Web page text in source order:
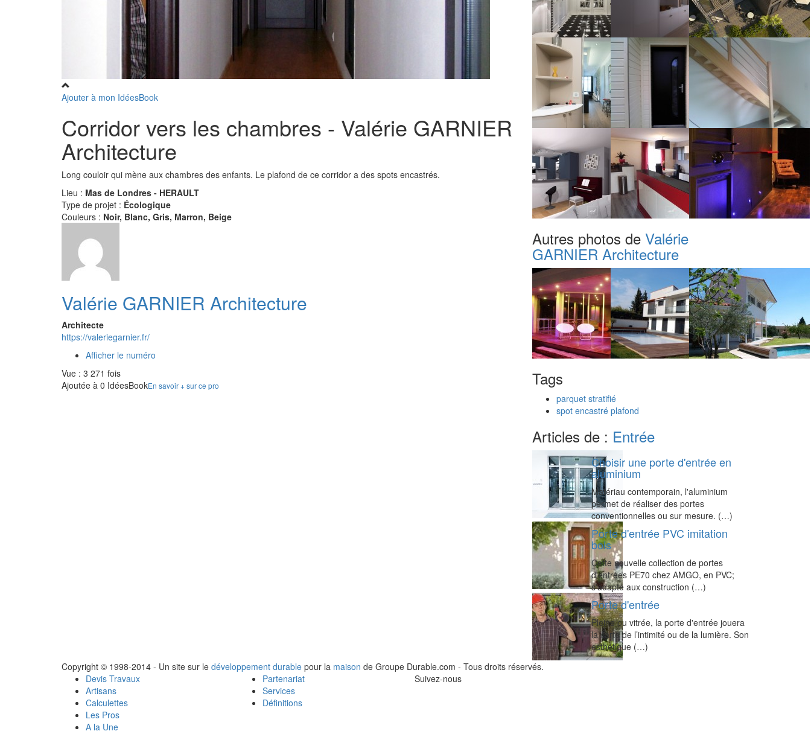
Ajouter à mon IdéesBook
Corridor vers les chambres - Valérie GARNIER
Architecture
Long couloir qui mène aux chambres des enfants. Le plafond de ce corridor a des spots encastrés.
Lieu : Mas de Londres - HERAULT
Type de projet : Écologique
Couleurs : Noir, Blanc, Gris, Marron, Beige
Valérie GARNIER Architecture
Architecte
https://valeriegarnier.fr/
Afficher le numéro
Vue : 3 271 fois
Ajoutée à 0 IdéesBookEn savoir + sur ce pro
Autres photos de Valérie
GARNIER Architecture
Tags
parquet stratifié
spot encastré plafond
Articles de : Entrée
Choisir une porte d'entrée en
aluminium
Matériau contemporain, l'aluminium
permet de réaliser des portes
conventionnelles ou sur mesure. (…)
Porte d'entrée PVC imitation
bois
Cette nouvelle collection de portes
d'entrées PE70 chez AMGO, en PVC;
s'adapte aux construction (…)
Porte d'entrée
Pleine ou vitrée, la porte d'entrée jouera
la carte de l’intimité ou de la lumière. Son
esthétique (…)
Copyright © 1998-2014 - Un site sur le développement durable pour la maison de Groupe Durable.com - Tous droits réservés.
Devis Travaux
Artisans
Calculettes
Les Pros
A la Une
Partenariat
Services
Définitions
Suivez-nous